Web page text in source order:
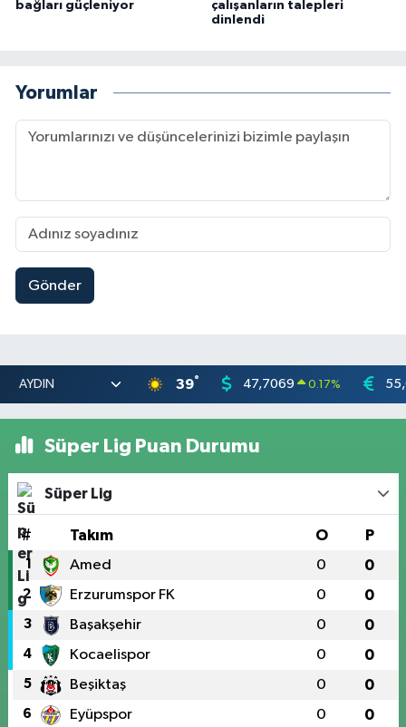
bağları güçleniyor
çalışanların talepleri
dinlendi
Yorumlar
Gönder
39° 47,7069 0.17%
Süper Lig Puan Durumu
Süper Lig
# Takım O P
1 Amed 0 0
2 Erzurumspor FK 0 0
3 Başakşehir 0 0
4 Kocaelispor 0 0
5 Beşiktaş 0 0
6 Eyüpspor 0 0